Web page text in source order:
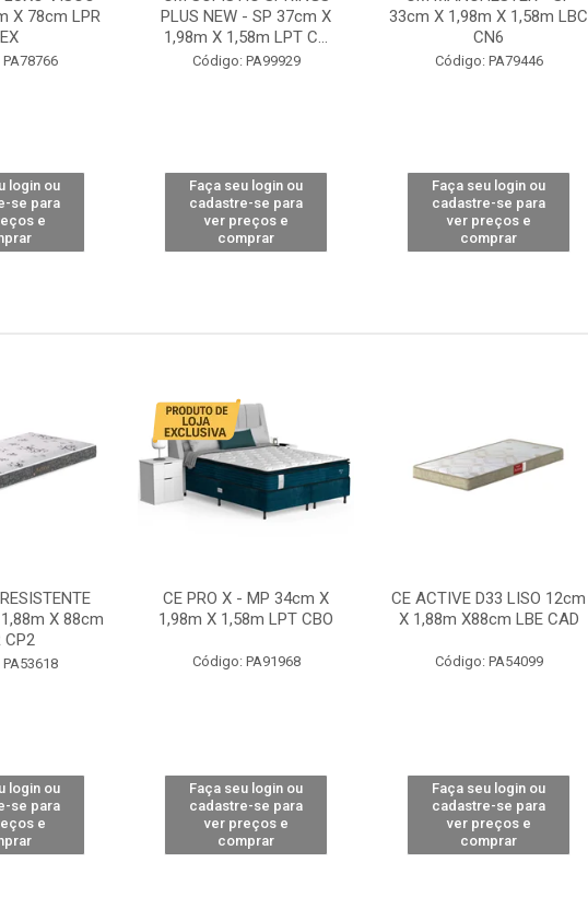
X 78cm LPR
login ou
se para
e
PLUS NEW - SP 37cm X
1,98m X 1,58m LPT C...
Código: PA99929
Faça seu login ou
cadastre-se para
ver preços e
comprar
33cm X 1,98m X 1,58m LBC
CN6
Código: PA79446
Faça seu login ou
cadastre-se para
ver preços e
comprar
X 88cm
CP2
login ou
se para
e
CE PRO X - MP 34cm X
1,98m X 1,58m LPT CBO
Código: PA91968
Faça seu login ou
cadastre-se para
ver preços e
comprar
CE ACTIVE D33 LISO 12cm
X 1,88m X88cm LBE CAD
Código: PA54099
Faça seu login ou
cadastre-se para
ver preços e
comprar